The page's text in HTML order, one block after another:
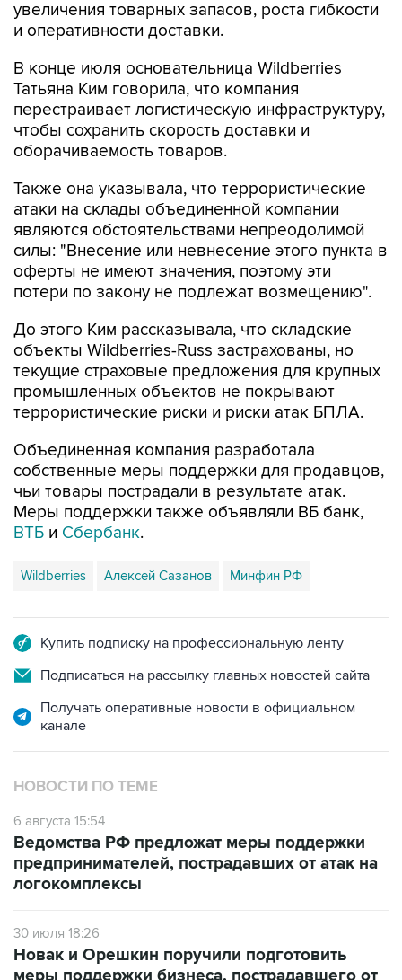
увеличения товарных запасов, роста гибкости
и оперативности доставки.
В конце июля основательница Wildberries
Татьяна Ким говорила, что компания
перестраивает логистическую инфраструктуру,
чтобы сохранить скорость доставки и
оборачиваемость товаров.
Также она указывала, что террористические
атаки на склады объединенной компании
являются обстоятельствами непреодолимой
силы: "Внесение или невнесение этого пункта в
оферты не имеют значения, поэтому эти
потери по закону не подлежат возмещению".
До этого Ким рассказывала, что складские
объекты Wildberries-Russ застрахованы, но
текущие страховые предложения для крупных
промышленных объектов не покрывают
террористические риски и риски атак БПЛА.
Объединенная компания разработала
собственные меры поддержки для продавцов,
чьи товары пострадали в результате атак.
Меры поддержки также объявляли ВБ банк,
ВТБ и Сбербанк.
Wildberries Алексей Сазанов Минфин РФ
Купить подписку на профессиональную ленту
Подписаться на рассылку главных новостей сайта
Получать оперативные новости в официальном
канале
НОВОСТИ ПО ТЕМЕ
6 августа 15:54
Ведомства РФ предложат меры поддержки
предпринимателей, пострадавших от атак на
логокомплексы
30 июля 18:26
Новак и Орешкин поручили подготовить